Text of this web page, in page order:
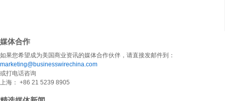
媒体合作
如果您希望成为美国商业资讯的媒体合作伙伴，请直接发邮件到：
marketing@businesswirechina.com
或打电话咨询
上海： +86 21 5239 8905